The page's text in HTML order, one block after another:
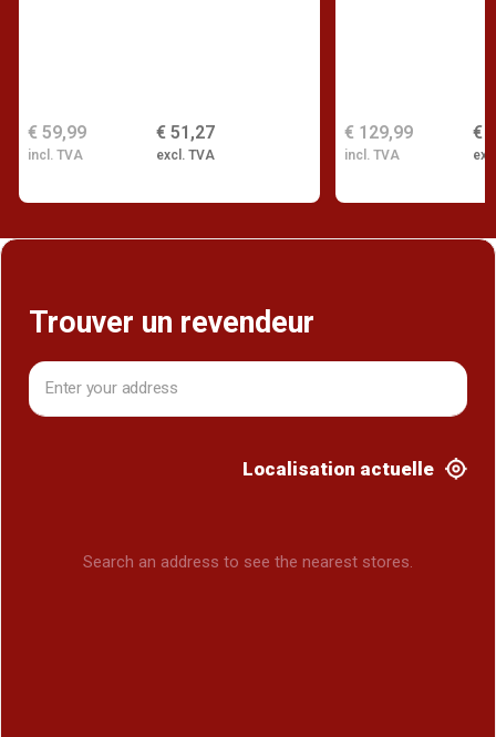
€ 51,27
excl. TVA
€ 59,99
incl. TVA
€
€ 129,99
incl. TVA
Trouver un revendeur
Localisation actuelle
Search an address to see the nearest stores.